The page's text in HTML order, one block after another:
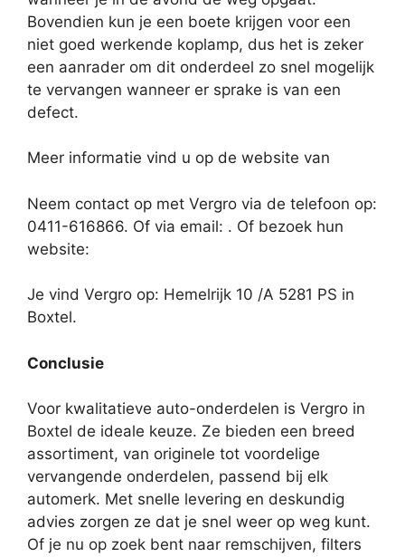
Bovendien kun je een boete krijgen voor een
niet goed werkende koplamp, dus het is zeker
een aanrader om dit onderdeel zo snel mogelijk
te vervangen wanneer er sprake is van een
defect.
Meer informatie vind u op de website van
Neem contact op met Vergro via de telefoon op:
0411-616866. Of via email: . Of bezoek hun
website:
Je vind Vergro op: Hemelrijk 10 /A 5281 PS in
Boxtel.
Conclusie
Voor kwalitatieve auto-onderdelen is Vergro in
Boxtel de ideale keuze. Ze bieden een breed
assortiment, van originele tot voordelige
vervangende onderdelen, passend bij elk
automerk. Met snelle levering en deskundig
advies zorgen ze dat je snel weer op weg kunt.
Of je nu op zoek bent naar remschijven, filters